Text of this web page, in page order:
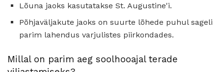
Lõuna jaoks kasutatakse St. Augustine'i.
Põhjaväljakute jaoks on suurte lõhede puhul sageli
parim lahendus varjulistes piirkondades.
Millal on parim aeg soolhooajal terade